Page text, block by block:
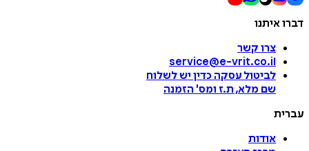
דברו איתנו
צרו קשר
service@e-vrit.co.il
לביטול עסקה כדין יש לשלוח
שם מלא, ת.ז ומס' הזמנה
עברית
אודות